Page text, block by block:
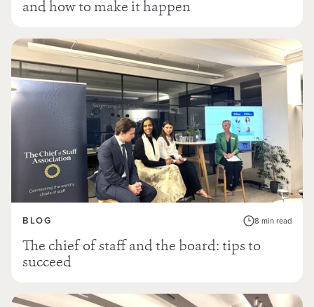
and how to make it happen
BLOG 8 min read
The chief of staff and the board: tips to
succeed